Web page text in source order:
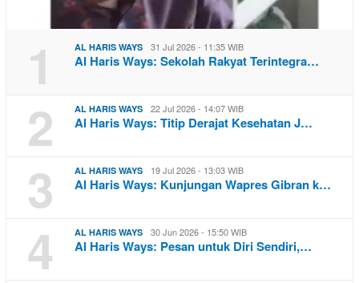
1 AL HARIS WAYS 31 Jul 2026 - 11:35 WIB
Al Haris Ways: Sekolah Rakyat Terintegra…
2 AL HARIS WAYS 22 Jul 2026 - 14:07 WIB
Al Haris Ways: Titip Derajat Kesehatan J…
3 AL HARIS WAYS 19 Jul 2026 - 13:03 WIB
Al Haris Ways: Kunjungan Wapres Gibran k…
4 AL HARIS WAYS 30 Jun 2026 - 15:50 WIB
Al Haris Ways: Pesan untuk Diri Sendiri,…